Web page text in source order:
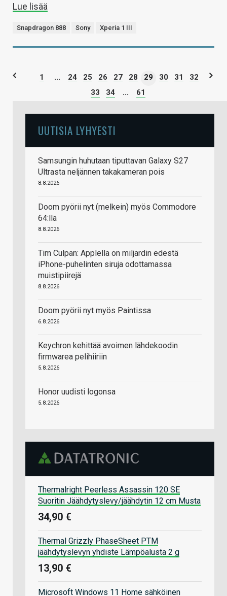
Lue lisää
Snapdragon 888 Sony Xperia 1 III
1 ... 24 25 26 27 28 29 30 31
32
33
34 ... 61
UUTISIA LYHYESTI
Samsungin huhutaan tiputtavan Galaxy S27
Ultrasta neljännen takakameran pois
8.8.2026
Doom pyörii nyt (melkein) myös Commodore
64:llä
8.8.2026
Tim Culpan: Applella on miljardin edestä
iPhone-puhelinten siruja odottamassa
muistipiirejä
8.8.2026
Doom pyörii nyt myös Paintissa
6.8.2026
Keychron kehittää avoimen lähdekoodin
firmwarea pelihiiriin
5.8.2026
Honor uudisti logonsa
5.8.2026
Thermalright Peerless Assassin 120 SE
Suoritin Jäähdytyslevy/jäähdytin 12 cm Musta
34,90 €
Thermal Grizzly PhaseSheet PTM
jäähdytyslevyn yhdiste Lämpöalusta 2 g
13,90 €
Microsoft Windows 11 Home sähköinen